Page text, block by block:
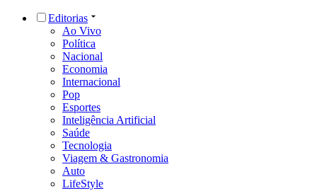
Editorias
Ao Vivo
Política
Nacional
Economia
Internacional
Pop
Esportes
Inteligência Artificial
Saúde
Tecnologia
Viagem & Gastronomia
Auto
LifeStyle